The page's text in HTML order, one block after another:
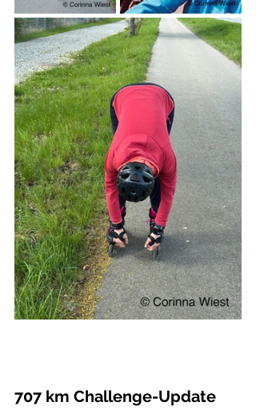
707 km Challenge-Update